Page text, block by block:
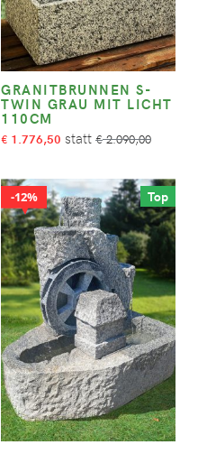
GRANITBRUNNEN S-
TWIN GRAU MIT LICHT
110CM
€ 1.776,50 €2.090,00
Top
12%